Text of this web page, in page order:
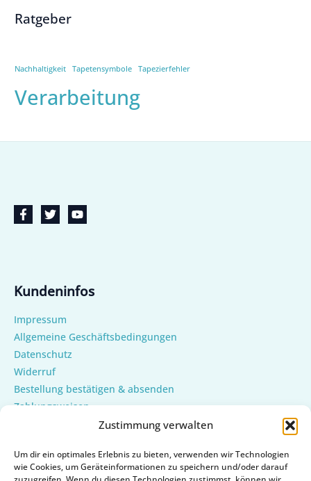
Zustimmung verwalten
Um dir ein optimales Erlebnis zu bieten, verwenden wir Technologien
wie Cookies, um Geräteinformationen zu speichern und/oder darauf
Ratgeber
Nachhaltigkeit Tapetensymbole Tapezierfehler
Verarbeitung
Kundeninfos
Impressum
Allgemeine Geschäftsbedingungen
Datenschutz
Widerruf
Bestellung bestätigen & absenden
Zahlungsweisen
Versand & Lieferung
Cookie-Richtlinie (EU)